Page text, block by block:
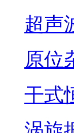
超声
原位
干式